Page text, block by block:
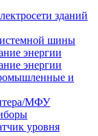
зданий
шины
энергии
энергии
и
МФУ
уровня